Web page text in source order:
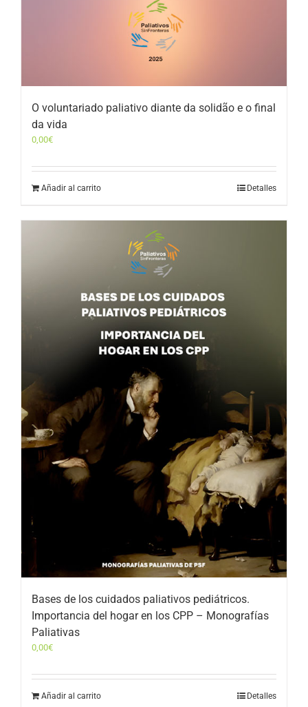
O voluntariado paliativo diante da solidão e o final
da vida
0,00€
Añadir al carrito Detalles
Bases de los cuidados paliativos pediátricos.
Importancia del hogar en los CPP – Monografías
Paliativas
0,00€
Añadir al carrito Detalles